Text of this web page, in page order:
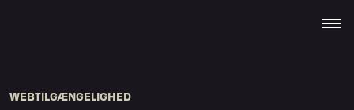
WEBTILGÆNGELIGHED